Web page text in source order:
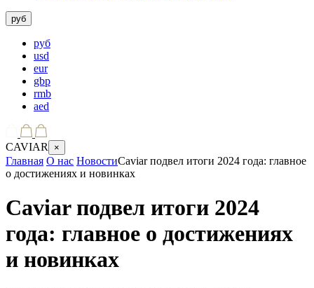
руб
руб
usd
eur
gbp
rmb
aed
CAVIAR ×
Главная О нас НовостиCaviar подвел итоги 2024 года: главное
о достижениях и новинках
Caviar подвел итоги 2024
года: главное о достижениях
и новинках